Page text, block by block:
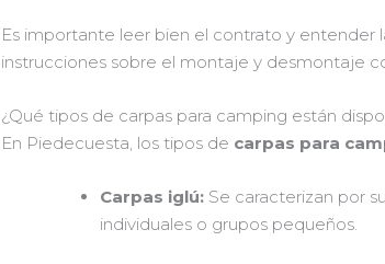
Es importante leer bien el contrato y entender
instrucciones sobre el montaje y desmontaje
¿Qué tipos de carpas para camping están
En Piedecuesta, los tipos de carpas para
Carpas iglú: Se caracterizan por
individuales o grupos pequeños.